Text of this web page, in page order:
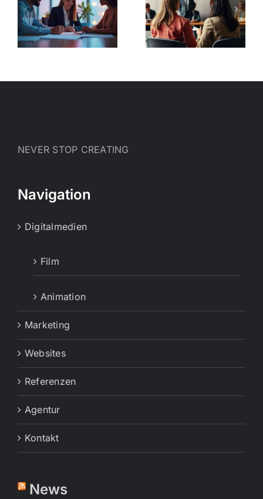
Öffentlichkeitsarbeit
NEVER STOP CREATING
Navigation
Digitalmedien
Film
Animation
Marketing
Websites
Referenzen
Agentur
Kontakt
News